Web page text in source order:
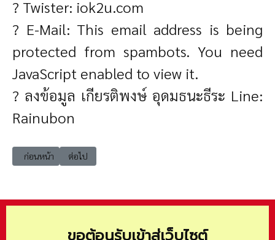
? Twister: iok2u.com
? E-Mail: This email address is being
protected from spambots. You need
JavaScript enabled to view it.
? ลงข้อมูล เกียรติพงษ์ อุดมธนะธีระ Line:
Rainubon
เนื้อหาก่อนหน้า: ct50 ทำอย่างไรกับสินค้าเกรดบี แนวคิดเพื่อการพัฒนาปร
ก่อนหน้า เนื้อหาถัดไป: ct50 บทสรุปสำหรับผู้บริหาร โครงการนำร่องก
ต่อไป